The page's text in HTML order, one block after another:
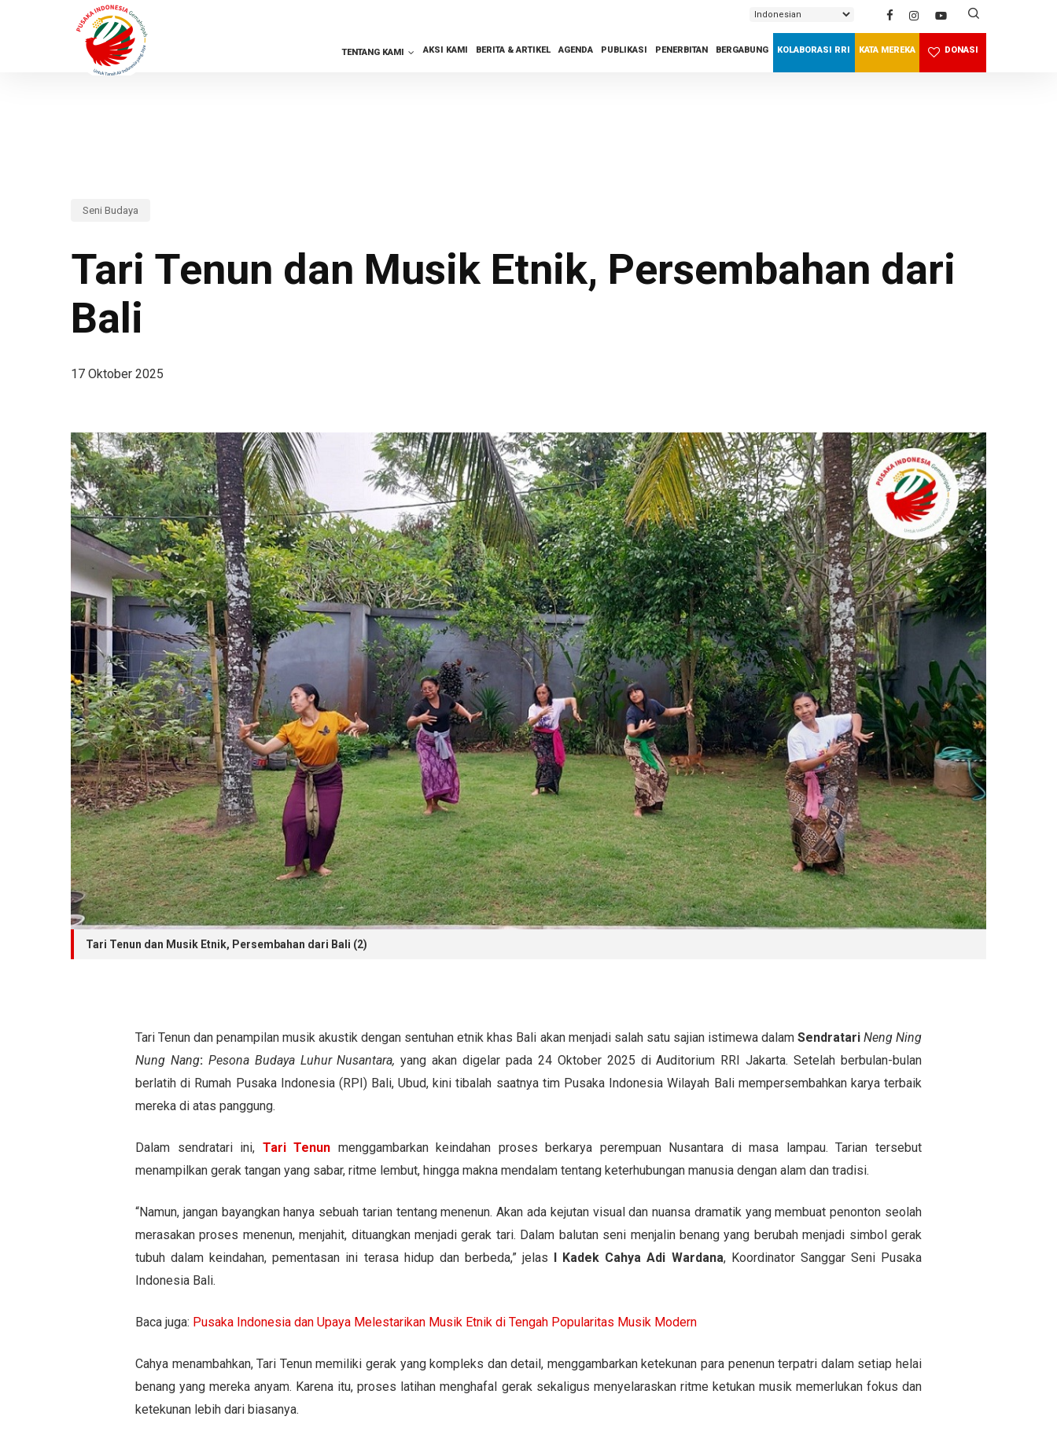
TENTANG KAMI AKSI KAMI BERITA & ARTIKEL AGENDA PUBLIKASI PENERBITAN BERGABUNG KOLABORASI RRI KATA MEREKA DONASI
SEARCH
Seni Budaya
Tari Tenun dan Musik Etnik, Persembahan dari
Bali
17 Oktober 2025
Tari Tenun dan Musik Etnik, Persembahan dari Bali (2)
Tari Tenun dan penampilan musik akustik dengan sentuhan etnik khas Bali akan menjadi salah satu sajian istimewa dalam Sendratari Neng Ning
Nung Nang: Pesona Budaya Luhur Nusantara, yang akan digelar pada 24 Oktober 2025 di Auditorium RRI Jakarta. Setelah berbulan-bulan
berlatih di Rumah Pusaka Indonesia (RPI) Bali, Ubud, kini tibalah saatnya tim Pusaka Indonesia Wilayah Bali mempersembahkan karya terbaik
mereka di atas panggung.
Dalam sendratari ini, Tari Tenun menggambarkan keindahan proses berkarya perempuan Nusantara di masa lampau. Tarian tersebut
menampilkan gerak tangan yang sabar, ritme lembut, hingga makna mendalam tentang keterhubungan manusia dengan alam dan tradisi.
“Namun, jangan bayangkan hanya sebuah tarian tentang menenun. Akan ada kejutan visual dan nuansa dramatik yang membuat penonton seolah
merasakan proses menenun, menjahit, dituangkan menjadi gerak tari. Dalam balutan seni menjalin benang yang berubah menjadi simbol gerak
tubuh dalam keindahan, pementasan ini terasa hidup dan berbeda,” jelas I Kadek Cahya Adi Wardana, Koordinator Sanggar Seni Pusaka
Indonesia Bali.
Baca juga: Pusaka Indonesia dan Upaya Melestarikan Musik Etnik di Tengah Popularitas Musik Modern
Cahya menambahkan, Tari Tenun memiliki gerak yang kompleks dan detail, menggambarkan ketekunan para penenun terpatri dalam setiap helai
benang yang mereka anyam. Karena itu, proses latihan menghafal gerak sekaligus menyelaraskan ritme ketukan musik memerlukan fokus dan
ketekunan lebih dari biasanya.